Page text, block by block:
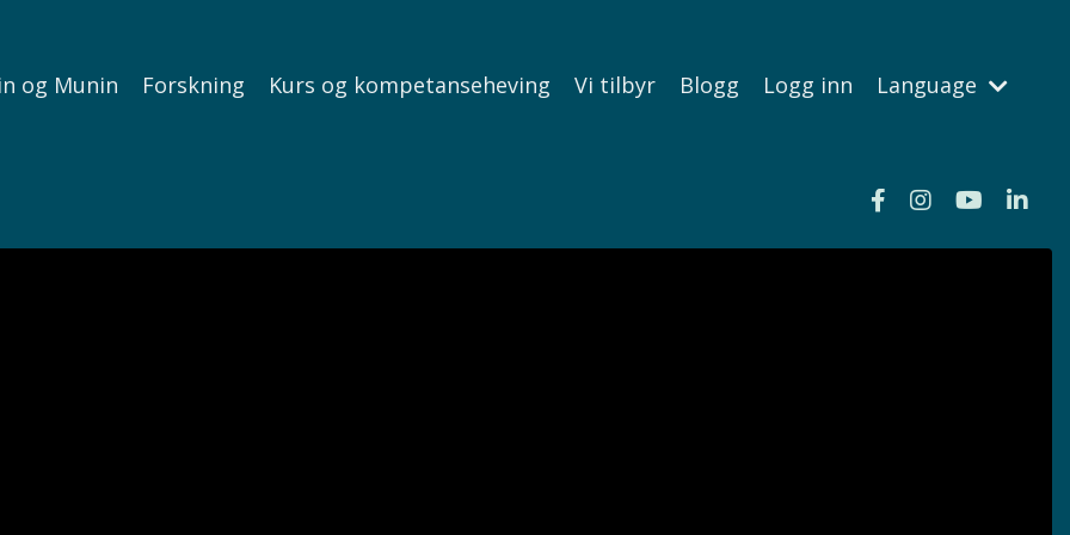
og Munin Forskning Kurs og kompetanseheving Vi tilbyr Blogg Logg inn Language